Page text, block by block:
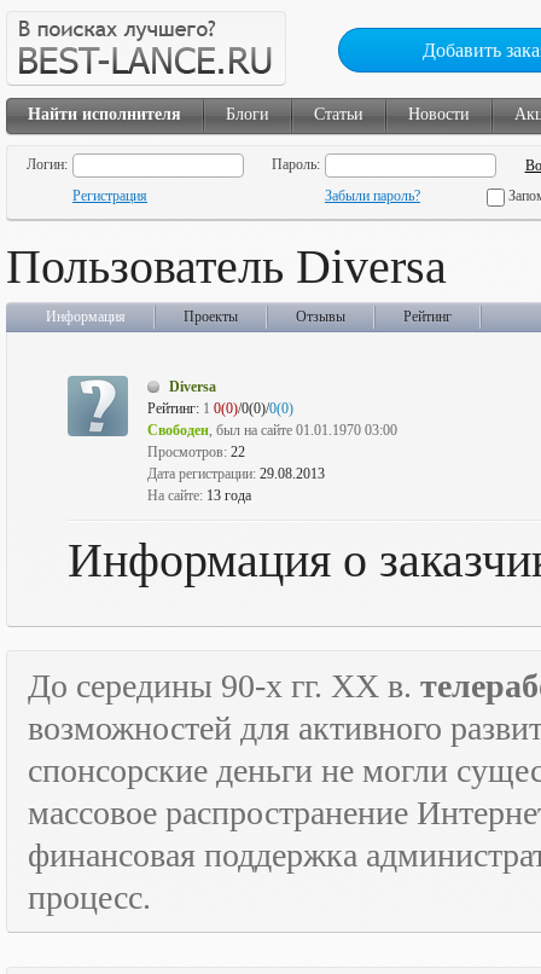
Добавить
Найти исполнителя Блоги Статьи Новости
Логин:
Пароль:
Регистрация
Забыли пароль?
Пользователь Diversa
Информация Проекты Отзывы Рейтинг
Diversa
Рейтинг: 1 0(0)/0(0)/0(0)
Свободен, был на сайте 01.01.1970 03:00
Просмотров: 22
Дата регистрации: 29.08.2013
На сайте: 13 года
Информация о
До середины 90-х гг. XX в.
возможностей для активного
спонсорские деньги не могли
массовое распространение
финансовая поддержка
процесс.